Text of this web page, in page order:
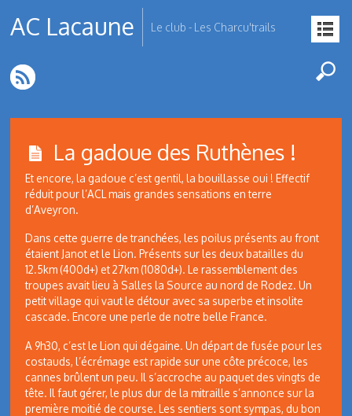
AC Lacaune Le club - Les Charcu'trails
La gadoue des Ruthènes !
Et encore, la gadoue c’est gentil, la bouillasse oui ! Effectif
réduit pour l’ACL mais grandes sensations en terre
d’Aveyron.
Dans cette guerre de tranchées, les poilus présents au front
étaient Janot et le Lion. Présents sur les deux batailles du
12.5km (400d+) et 27km (1080d+). Le rassemblement des
troupes avait lieu à Salles la Source au nord de Rodez. Un
petit village qui vaut le détour avec sa superbe et insolite
cascade. Encore une perle de notre belle France.
A 9h30, c’est le Lion qui dégaine. Un départ de fusée pour les
costauds, l’écrémage est rapide sur une côte précoce, les
cannes brûlent un peu. Il s’accroche au paquet des vingts de
tête. Il faut gérer, le plus dur de la mitraille s’annonce sur la
première moitié de course. Les sentiers sont sympas, du bon